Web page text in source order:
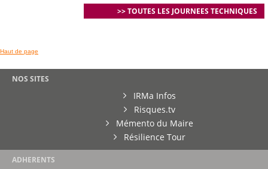
>> TOUTES LES JOURNEES TECHNIQUES
Haut de page
NOS SITES
IRMa Infos
Risques.tv
Mémento du Maire
Résilience Tour
ADHERENTS